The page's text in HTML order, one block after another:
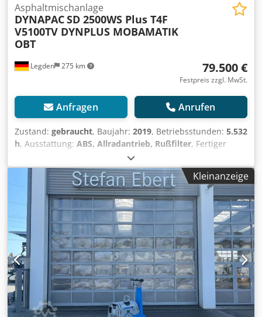
Legden 275 km
Asphaltmischanlage
DYNAPACSD 2500WS Plus T4F
V5100TV DYNPLUS MOBAMATIK
OBT
79.500 €
Festpreis zzgl. MwSt.
Anfragen Anrufen
Zustand: gebraucht, Baujahr: 2019, Betriebsstunden: 5.532
h, Ausstattung: ABS, Allradantrieb, Rußfilter, Fertiger
SD2500WS PLUS T4F* Wetterschuzdach * Klimaanlage *
Sitzheizung * Standheizung *
Nivellierautomatik/Querneigungsregelung * automatische
Zentralschmieranlage für Fertiger und/oder Bohle *
stufenlosen hydrostatischen Fahrantrieb * Vorderachse ist
Tandem-Pendelachse * Dieselmotor Cummins QSB 6.7 -
EUIV(T4f) * Allradantrieb (2 x Hinterräder + 4 x
Vorderräder) * Pave Manager 2.0 Advanced * SPS Elektrik
(CAN-Bus), ECO Modus, elektrische Anlage 24 V * Fahrspur-
Steinabweiser * Mischgutkübel mit Einzelsteuerung *
Hydraulische Frontmulde * Schubrollen mit Stoßdämpfung
* Reversierbares Lattenrost mit Doppelstegen und
Einzelsteueru ng der Förderbandhälften * Automatische
Kleinanzeige